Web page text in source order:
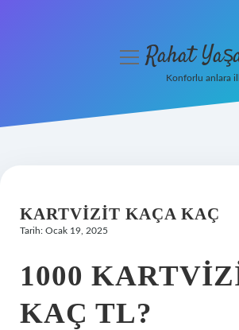
Hakkımızda
menüyüRahat
Konforlu anlara
KARTVIZIT KAÇA KAÇ
Tarih: Ocak 19, 2025
1000
KAÇ TL?